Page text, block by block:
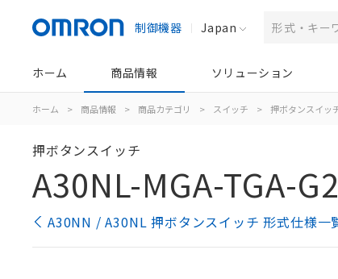
制御機器 Japan
ホーム 商品情報 ソリューション
ホーム > 商品情報 > 商品カテゴリ > スイッチ > 押ボタンスイッ
押ボタンスイッチ
A30NL-MGA-TGA-
A30NN / A30NL 押ボタンスイッチ 形式仕様一